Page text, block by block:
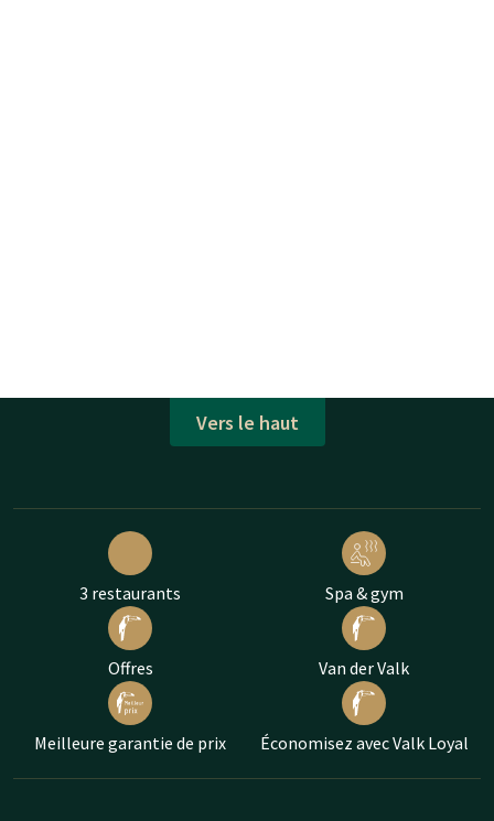
Vers le haut
3 restaurants Spa & gym
Offres Van der Valk
Meilleure garantie de prix Économisez avec Valk Loyal